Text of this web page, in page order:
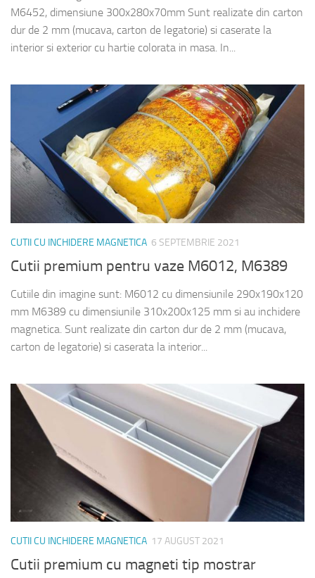
M6452, dimensiune 300x280x70mm Sunt realizate din carton
dur de 2 mm (mucava, carton de legatorie) si caserate la
interior si exterior cu hartie colorata in masa. In...
CUTII CU INCHIDERE MAGNETICA 6 SEPTEMBRIE 2021
Cutii premium pentru vaze M6012, M6389
Cutiile din imagine sunt: M6012 cu dimensiunile 290x190x120
mm M6389 cu dimensiunile 310x200x125 mm si au inchidere
magnetica. Sunt realizate din carton dur de 2 mm (mucava,
carton de legatorie) si caserata la interior...
CUTII CU INCHIDERE MAGNETICA 17 AUGUST 2021
Cutii premium cu magneti tip mostrar